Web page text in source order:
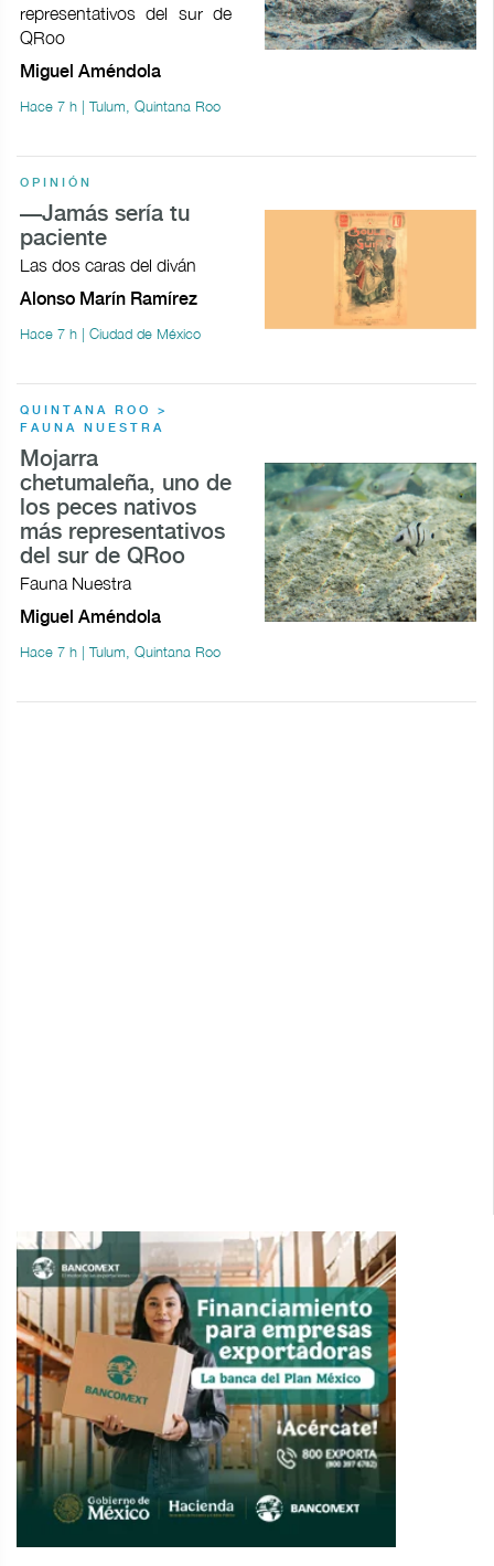
representativos del sur de
QRoo
Miguel Améndola
Hace 7 h | Tulum, Quintana Roo
OPINIÓN
—Jamás sería tu
paciente
Las dos caras del diván
Alonso Marín Ramírez
Hace 7 h | Ciudad de México
QUINTANA ROO >
FAUNA NUESTRA
Mojarra
chetumaleña, uno de
los peces nativos
más representativos
del sur de QRoo
Fauna Nuestra
Miguel Améndola
Hace 7 h | Tulum, Quintana Roo